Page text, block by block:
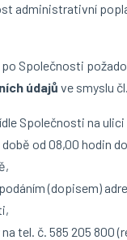
administrativní
Společnosti
údajů ve smyslu
Společnosti na ulici
od 08,00 hodin
(dopisem)
tel. č. 585 205 800